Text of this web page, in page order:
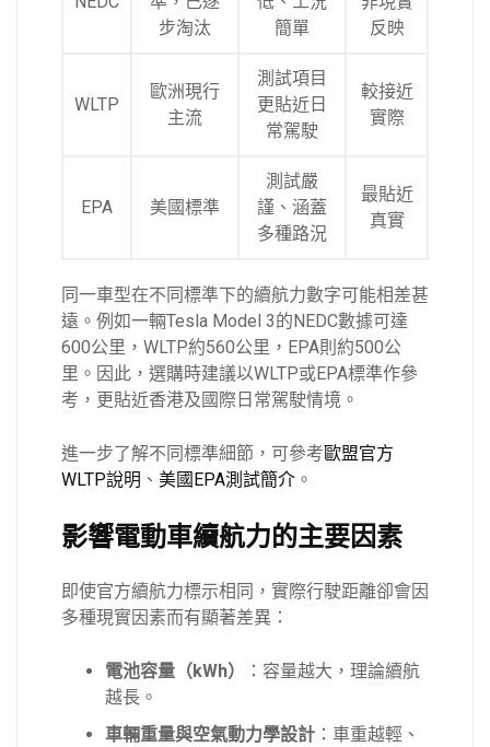
步淘汰
簡單
反映
WLTP
歐洲現行
主流
測試項目
更貼近日
常駕駛
較接近
實際
EPA 美國標準
測試嚴
謹、涵蓋
多種路況
最貼近
真實
同一車型在不同標準下的續航力數字可能相差甚
遠。例如一輛Tesla Model 3的NEDC數據可達
600公里，WLTP約560公里，EPA則約500公
里。因此，選購時建議以WLTP或EPA標準作參
考，更貼近香港及國際日常駕駛情境。
進一步了解不同標準細節，可參考歐盟官方
WLTP說明 、 美國EPA測試簡介 。
影響電動車續航力的主要因素
即使官方續航力標示相同，實際行駛距離卻會因
多種現實因素而有顯著差異：
電池容量（kWh）
：容量越大，理論續航
越長。
車輛重量與空氣動力學設計 ：車重越輕、